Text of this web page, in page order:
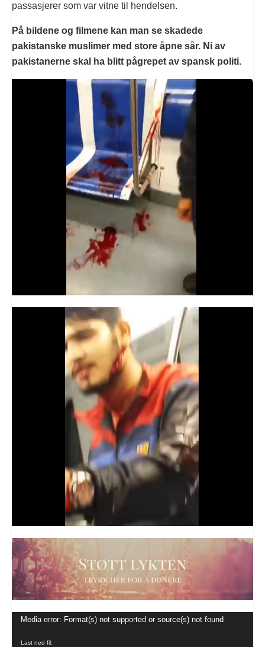
passasjerer som var vitne til hendelsen.
På bildene og filmene kan man se skadede
pakistanske muslimer med store åpne sår. Ni av
pakistanerne skal ha blitt pågrepet av spansk politi.
Videoavspiller
Media error: Format(s) not supported or source(s) not found
Last ned fil: